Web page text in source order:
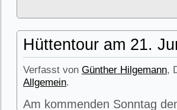
Hüttentour am 21.
Verfasst von Günther Hilgemann,
Allgemein.
Am kommenden Sonntag